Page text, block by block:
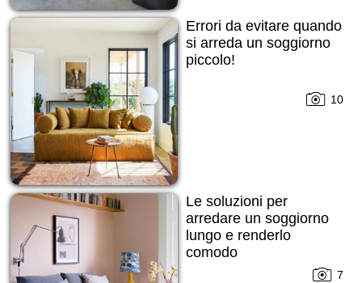
Errori da evitare quando
si arreda un soggiorno
piccolo!
10
Le soluzioni per
arredare un soggiorno
lungo e renderlo
comodo
7